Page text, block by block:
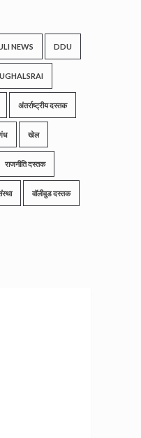
NEWS DDU
अंतर्राष्ट्रीय दस्तक
खेल
राजनीति दस्तक
वॉलीवुड दस्तक